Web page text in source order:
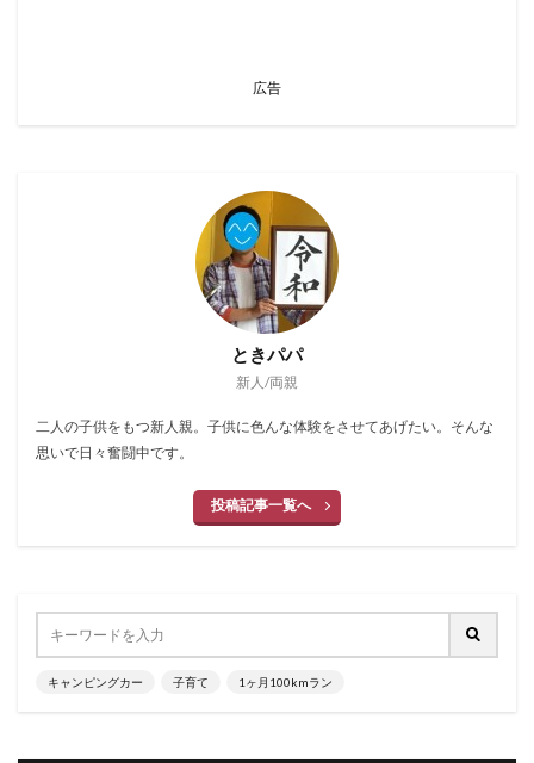
広告
ときパパ
新人/両親
二人の子供をもつ新人親。子供に色んな体験をさせてあげたい。そんな
思いで日々奮闘中です。
投稿記事一覧へ
キャンピングカー 子育て 1ヶ月100kmラン